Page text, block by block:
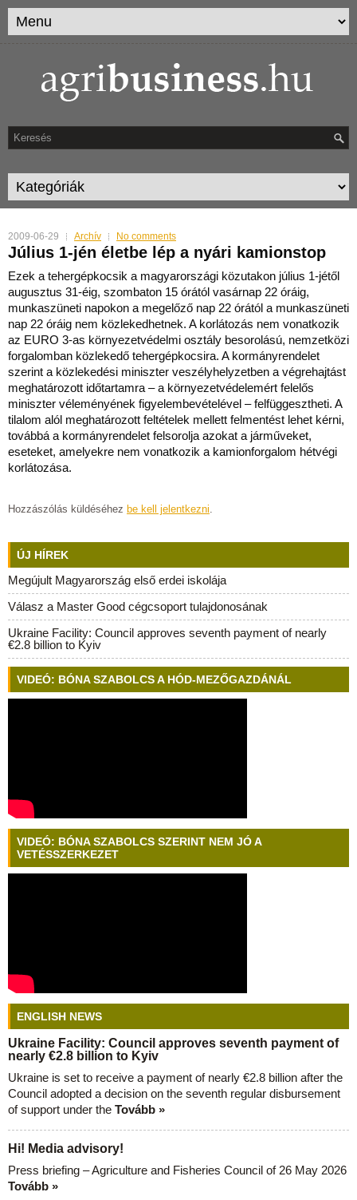
2009-06-29 Archív No comments
Július 1-jén életbe lép a nyári kamionstop
Ezek a tehergépkocsik a magyarországi közutakon július 1-jétől
augusztus 31-éig, szombaton 15 órától vasárnap 22 óráig,
munkaszüneti napokon a megelőző nap 22 órától a munkaszüneti
nap 22 óráig nem közlekedhetnek. A korlátozás nem vonatkozik
az EURO 3-as környezetvédelmi osztály besorolású, nemzetközi
forgalomban közlekedő tehergépkocsira. A kormányrendelet
szerint a közlekedési miniszter veszélyhelyzetben a végrehajtást
meghatározott időtartamra – a környezetvédelemért felelős
miniszter véleményének figyelembevételével – felfüggesztheti. A
tilalom alól meghatározott feltételek mellett felmentést lehet kérni,
továbbá a kormányrendelet felsorolja azokat a járműveket,
eseteket, amelyekre nem vonatkozik a kamionforgalom hétvégi
korlátozása.
Hozzászólás küldéséhez be kell jelentkezni.
ÚJ HÍREK
Megújult Magyarország első erdei iskolája
Válasz a Master Good cégcsoport tulajdonosának
Ukraine Facility: Council approves seventh payment of nearly
€2.8 billion to Kyiv
VIDEÓ: BÓNA SZABOLCS A HÓD-MEZŐGAZDÁNÁL
VIDEÓ: BÓNA SZABOLCS SZERINT NEM JÓ A
VETÉSSZERKEZET
ENGLISH NEWS
Ukraine Facility: Council approves seventh payment of
nearly €2.8 billion to Kyiv
Ukraine is set to receive a payment of nearly €2.8 billion after the
Council adopted a decision on the seventh regular disbursement
of support under the Tovább »
Hi! Media advisory!
Press briefing – Agriculture and Fisheries Council of 26 May 2026
Tovább »